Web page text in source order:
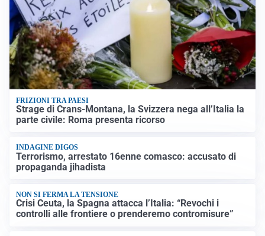
FRIZIONI TRA PAESI
Strage di Crans-Montana, la Svizzera nega all’Italia la
parte civile: Roma presenta ricorso
INDAGINE DIGOS
Terrorismo, arrestato 16enne comasco: accusato di
propaganda jihadista
NON SI FERMA LA TENSIONE
Crisi Ceuta, la Spagna attacca l’Italia: “Revochi i
controlli alle frontiere o prenderemo contromisure”